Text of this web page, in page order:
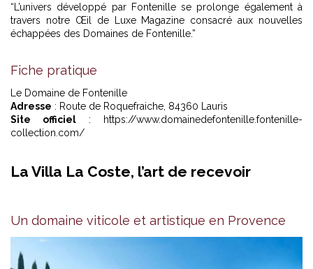
“L’univers développé par Fontenille se prolonge également à
travers notre Œil de Luxe Magazine consacré aux nouvelles
échappées des Domaines de Fontenille.”
Fiche pratique
Le Domaine de Fontenille
Adresse : Route de Roquefraiche, 84360 Lauris
Site officiel : https://www.domainedefontenille.fontenille-
collection.com/
La Villa La Coste, l’art de recevoir
Un domaine viticole et artistique en Provence